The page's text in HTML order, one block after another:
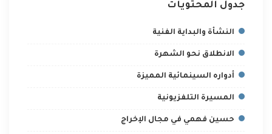
جدول المحتويات
النشأة والبداية الفنية
الانطلاق نحو الشهرة
أدواره السينمائية المميزة
المسيرة التلفزيونية
حسين فهمي في مجال الإخراج